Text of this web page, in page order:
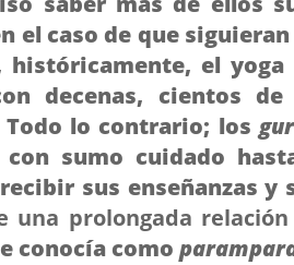
el caso de que
históricamente, el yoga
decenas, cientos
lo contrario; los
con sumo cuidado
sus enseñanzas
una prolongada
conocía como